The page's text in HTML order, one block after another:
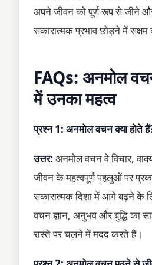
अपने जीवन को पूर्ण रूप से जीने
सकारात्मक प्रभाव छोड़ने में सक्षम
FAQs: अनमोल
में उनका महत्व
प्रश्न 1: अनमोल वचन क्या होते
उत्तर: अनमोल वचन वे विचार,
जीवन के महत्वपूर्ण पहलुओं पर
सकारात्मक दिशा में आगे बढ़ने के
वचन ज्ञान, अनुभव और बुद्धि का
रास्ते पर चलने में मदद करते हैं।